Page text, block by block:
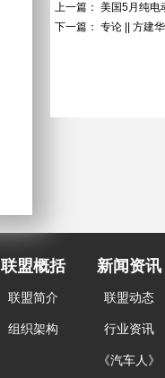
上一篇： 美国5月纯电
下一篇： 专论 || 方建
联盟概括
联盟简介
组织架构
新闻资讯
联盟动态
行业资讯
《汽车人》